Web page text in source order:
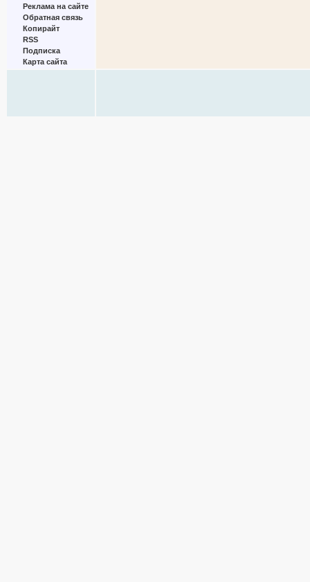
Реклама на сайте
Обратная связь
Копирайт
RSS
Подписка
Карта сайта